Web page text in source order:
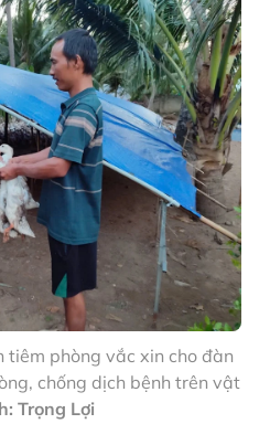
tiêm phòng vắc xin cho đàn
chống dịch bệnh trên vật
Trọng Lợi